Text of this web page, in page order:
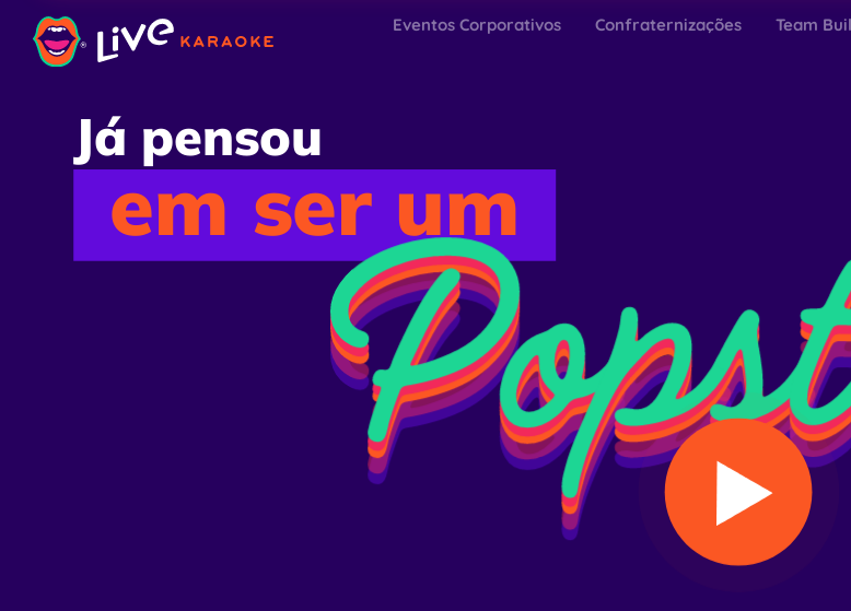
Eventos Corporativos Confraternizações Team
Já pensou
em ser um